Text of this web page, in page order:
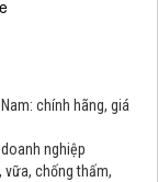
chính hãng, giá
nghiệp
vữa, chống thấm,